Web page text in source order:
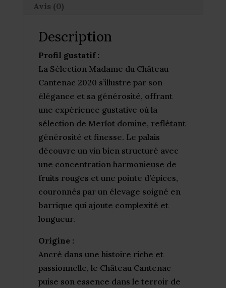
Avis (0)
Description
Profil gustatif :
La Sélection Madame du Château
Cantenac 2020 s’illustre par son
élégance et sa générosité, offrant
une expérience gustative où la
sélection de Merlot domine, reflétant
générosité et finesse. Le palais
découvre un vin bien structuré avec
une concentration harmonieuse de
fruits rouges et une pointe d’épices,
couronnés par un élevage soigné en
barrique qui ajoute complexité et
longueur.
Origine :
Ancré dans une histoire riche et
passionnelle, le Château Cantenac
puise son essence dans le terroir de